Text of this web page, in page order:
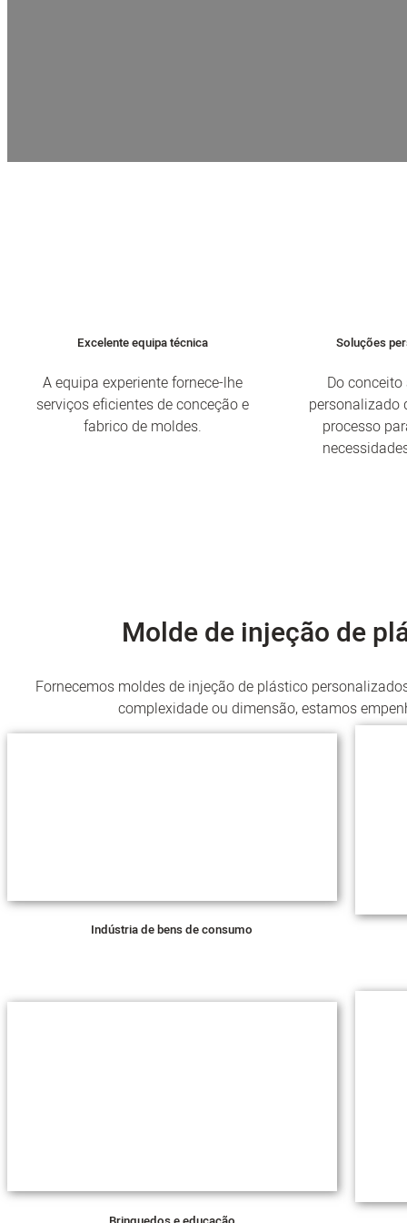
Excelente equipa técnica
A equipa experiente fornece-lhe
serviços eficientes de conceção e
fabrico de moldes.
Soluções
Do
personalizado
processo
Molde de injeção de
Fornecemos moldes de injeção de plástico
complexidade ou dimensão, estamos
Indústria de bens de consumo